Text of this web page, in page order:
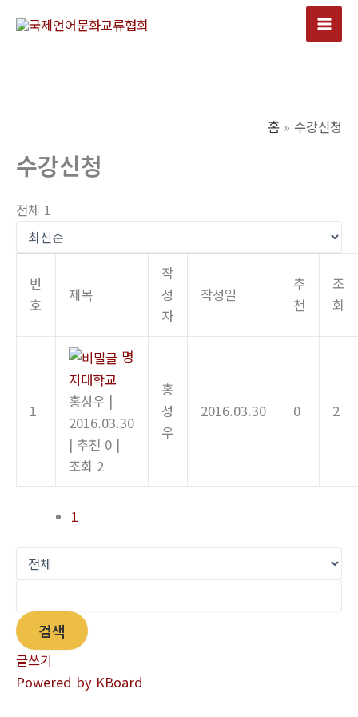
Main
홈 수강신청
수강신청
전체 1
번
호
제목
작
성
자
작성일
추
천
조
회
1
명
지대학교
홍성우 |
2016.03.30
| 추천 0 |
조회 2
홍
성
우
2016.03.30 0 2
1
검색
글쓰기
Powered by KBoard